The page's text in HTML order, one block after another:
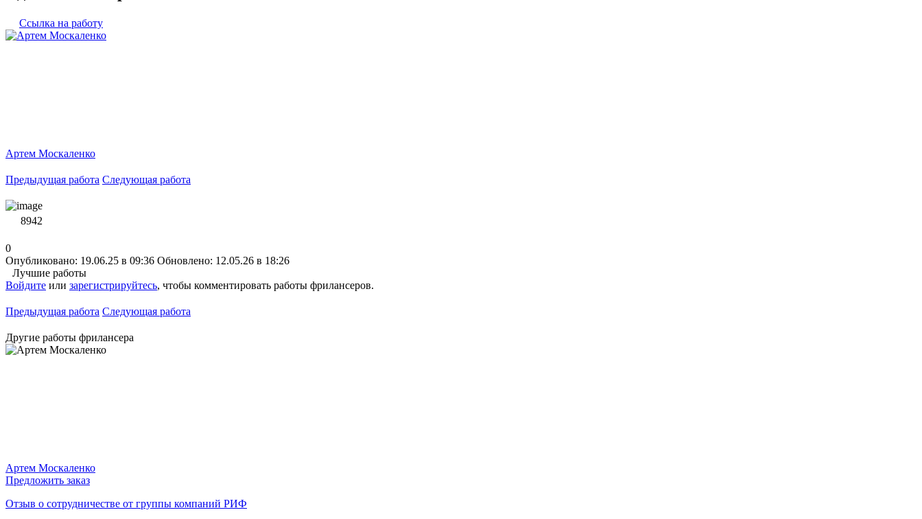
Ссылка на работу
Артем Москаленко
Предыдущая работа Следующая работа
8942
0
Опубликовано: 19.06.25 в 09:36 Обновлено: 12.05.26 в 18:26
Лучшие работы
Войдите или зарегистрируйтесь, чтобы комментировать работы фрилансеров.
Предыдущая работа Следующая работа
Другие работы фрилансера
Артем Москаленко
Предложить заказ
Отзыв о сотрудничестве от группы компаний РИФ